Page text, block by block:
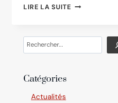
LIRE LA SUITEUN
DAGUERRE
LA
Search
Catégories
Actualités